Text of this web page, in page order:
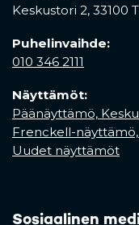
Keskustori 2, 33100
Puhelinvaihde:
010 346 2111
Näyttämöt:
Päänäyttämö,
Frenckell-
Uudet näyttämöt
Sosiaalinen